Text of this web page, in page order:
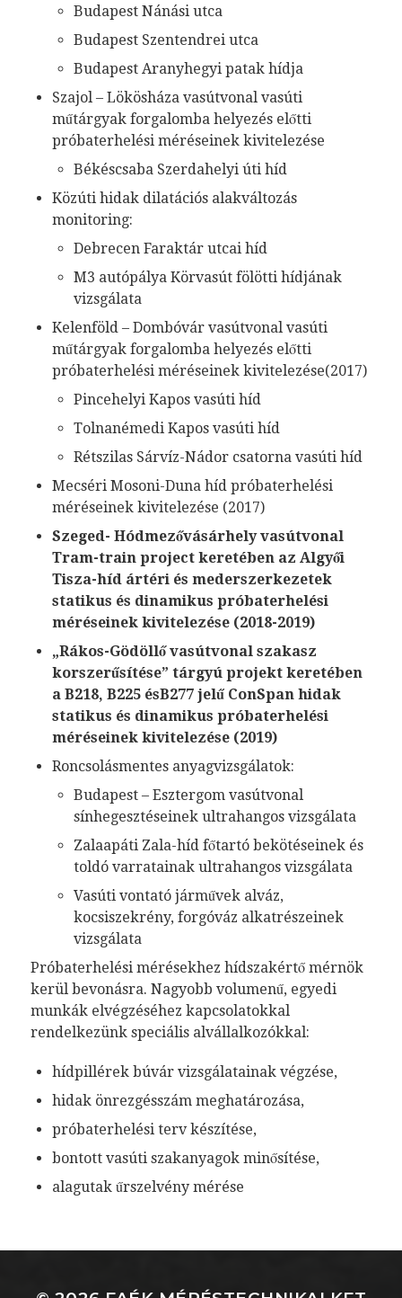
Budapest Nánási utca
Budapest Szentendrei utca
Budapest Aranyhegyi patak hídja
Szajol – Lökösháza vasútvonal vasúti
műtárgyak forgalomba helyezés előtti
próbaterhelési méréseinek kivitelezése
Békéscsaba Szerdahelyi úti híd
Közúti hidak dilatációs alakváltozás
monitoring:
Debrecen Faraktár utcai híd
M3 autópálya Körvasút fölötti hídjának
vizsgálata
Kelenföld – Dombóvár vasútvonal vasúti
műtárgyak forgalomba helyezés előtti
próbaterhelési méréseinek kivitelezése(2017)
Pincehelyi Kapos vasúti híd
Tolnanémedi Kapos vasúti híd
Rétszilas Sárvíz-Nádor csatorna vasúti híd
Mecséri Mosoni-Duna híd próbaterhelési
méréseinek kivitelezése (2017)
Szeged- Hódmezővásárhely vasútvonal
Tram-train project keretében az Algyői
Tisza-híd ártéri és mederszerkezetek
statikus és dinamikus próbaterhelési
méréseinek kivitelezése (2018-2019)
„Rákos-Gödöllő vasútvonal szakasz
korszerűsítése” tárgyú projekt keretében
a B218, B225 ésB277 jelű ConSpan hidak
statikus és dinamikus próbaterhelési
méréseinek kivitelezése (2019)
Roncsolásmentes anyagvizsgálatok:
Budapest – Esztergom vasútvonal
sínhegesztéseinek ultrahangos vizsgálata
Zalaapáti Zala-híd főtartó bekötéseinek és
toldó varratainak ultrahangos vizsgálata
Vasúti vontató járművek alváz,
kocsiszekrény, forgóváz alkatrészeinek
vizsgálata
Próbaterhelési mérésekhez hídszakértő mérnök
kerül bevonásra. Nagyobb volumenű, egyedi
munkák elvégzéséhez kapcsolatokkal
rendelkezünk speciális alvállalkozókkal:
hídpillérek búvár vizsgálatainak végzése,
hidak önrezgésszám meghatározása,
próbaterhelési terv készítése,
bontott vasúti szakanyagok minősítése,
alagutak űrszelvény mérése